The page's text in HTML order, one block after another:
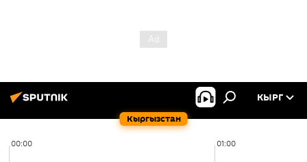
Кыргызстан
КЫРГ
00:00 01:00